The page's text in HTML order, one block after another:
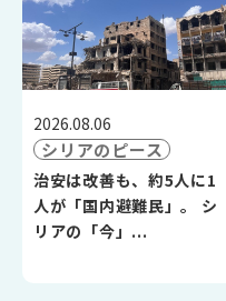
2026.08.06
シリアのピース
治安は改善も、約5人に1
人が「国内避難民」。 シ
リアの「今」...